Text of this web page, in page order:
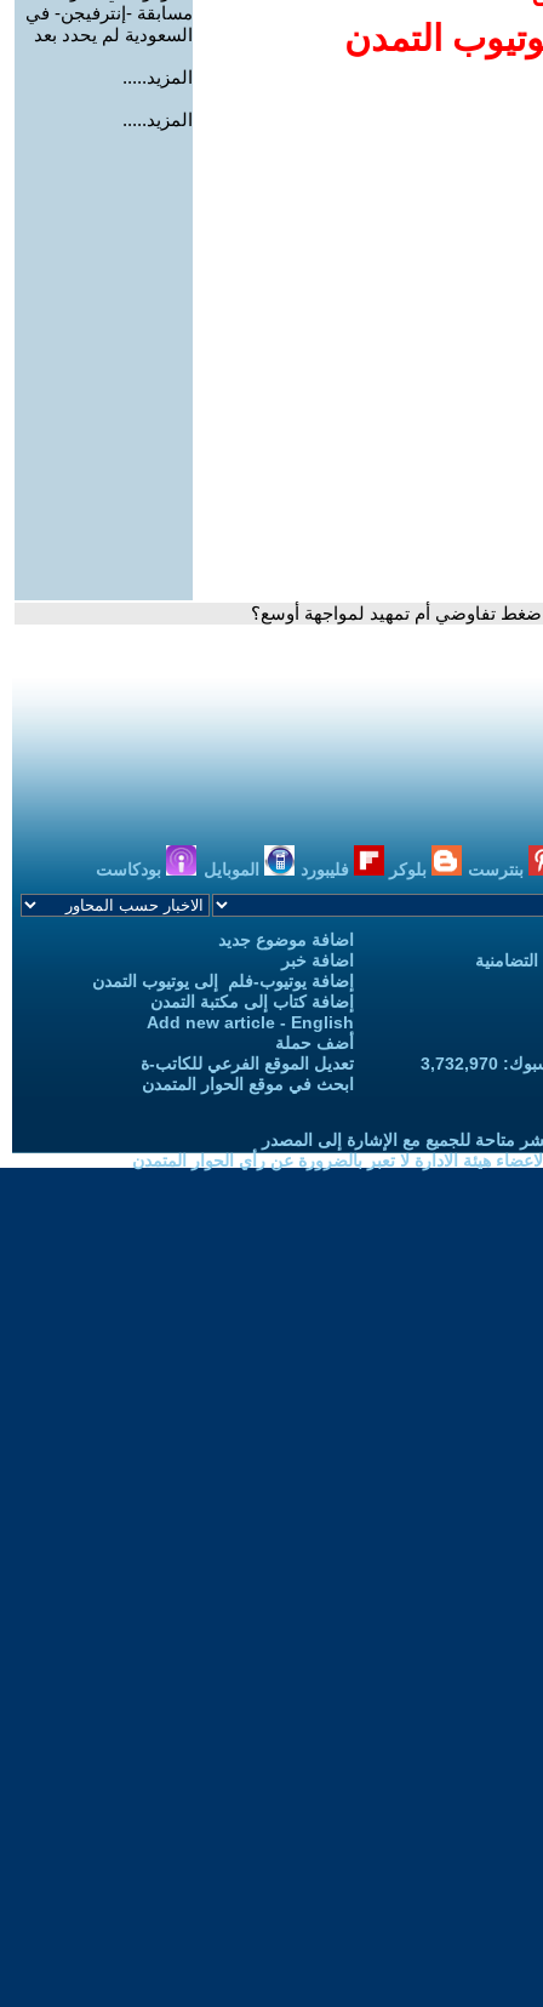
التمدن
مسابقة -إنترفيجن- في
السعودية لم يحدد بعد
المزيد.....
المزيد.....
ضغط تفاوضي أم تمهيد لمواجهة أوسع؟
بنترست بلوكر فليبورد الموبايل بودكاست
اضافة موضوع جديد
اضافة خبر
إضافة يوتيوب-فلم إلى يوتيوب التمدن
إضافة كتاب إلى مكتبة التمدن
Add new article - English
أضف حملة
تعديل الموقع الفرعي للكاتب-ة
ابحث في موقع الحوار المتمدن
متاحة للجميع مع الإشارة إلى المصدر
هيئة الادارة لا تعبر بالضرورة عن رأي الحوار المتمدن